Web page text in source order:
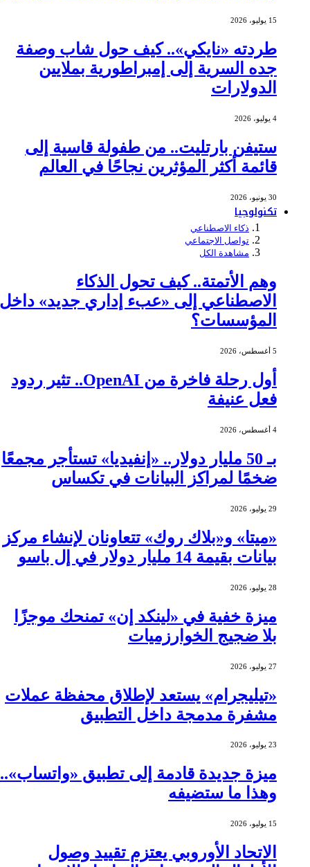
15 يوليو، 2026
طردته «نايكي».. كيف حول شاب وصفة
جده السرية إلى إمبراطورية بملايين
الدولارات
4 يوليو، 2026
ستيفن بارتليت.. من طفولة قاسية إلى
قائمة أكثر المؤثرين نجاحًا في العالم
30 يونيو، 2026
تكنولوجيا
ذكاء الاصطناعي
تواصل الاجتماعي
مشاهدة الكل
وهم الأتمتة.. كيف تحول الذكاء
الاصطناعي إلى «عبء إداري جديد» داخل
المؤسسات؟
5 أغسطس، 2026
أول رحلة فاخرة من OpenAI.. تثير ردود
فعل عنيفة
4 أغسطس، 2026
بـ 50 مليار دولار.. «إنفيديا» تستأجر مجمعًا
ضخمًا لمراكز البيانات في تكساس
29 يوليو، 2026
«ميتا» و«بلاك روك» تتعاونان لإنشاء مركز
بيانات بقيمة 14 مليار دولار في إل باسو
28 يوليو، 2026
ميزة خفية في «لينكد إن» تمنحك موجزًا
بلا ضجيج الخوارزميات
27 يوليو، 2026
«تيليجرام» يستعد لإطلاق محفظة عملات
مشفرة مدمجة داخل التطبيق
23 يوليو، 2026
ميزة جديدة قادمة إلى تطبيق «واتساب»..
وهذا ما ستضيفه
15 يوليو، 2026
الاتحاد الأوروبي يعتزم تقييد وصول